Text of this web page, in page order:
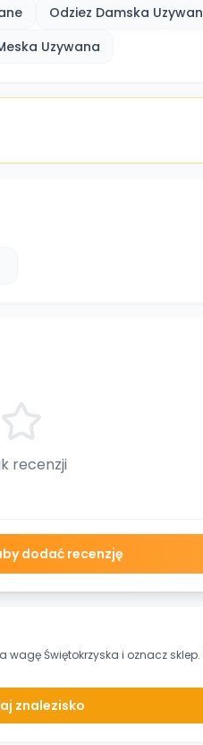
Odziez Damska
Uzywana
recenzji
dodać recenzję
wagę Świętokrzyska i oznacz
znalezisko